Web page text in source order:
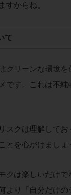
すからね。
て
クリーンな環境を
です。これは不純
スクは理解して
とを心がけましょ
クは楽しいだけで
より「自分だけ